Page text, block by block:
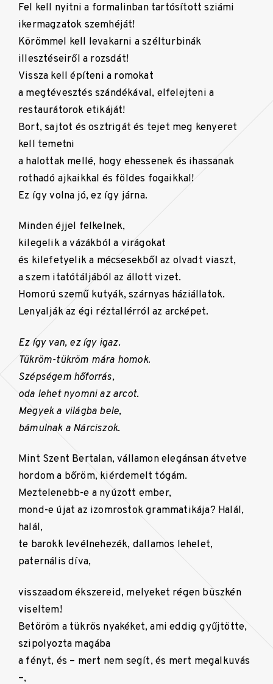
Fel kell nyitni a formalinban tartósított sziámi
ikermagzatok szemhéját!
Körömmel kell levakarni a szélturbinák
illesztéseiről a rozsdát!
Vissza kell építeni a romokat
a megtévesztés szándékával, elfelejteni a
restaurátorok etikáját!
Bort, sajtot és osztrigát és tejet meg kenyeret
kell temetni
a halottak mellé, hogy ehessenek és ihassanak
rothadó ajkaikkal és földes fogaikkal!
Ez így volna jó, ez így járna.
Minden éjjel felkelnek,
kilegelik a vázákból a virágokat
és kilefetyelik a mécsesekből az olvadt viaszt,
a szem itatótáljából az állott vizet.
Homorú szemű kutyák, szárnyas háziállatok.
Lenyalják az égi réztallérról az arcképet.
Ez így van, ez így igaz.
Tükröm-tükröm mára homok.
Szépségem hőforrás,
oda lehet nyomni az arcot.
Megyek a világba bele,
bámulnak a Nárciszok.
Mint Szent Bertalan, vállamon elegánsan átvetve
hordom a bőröm, kiérdemelt tógám.
Meztelenebb-e a nyúzott ember,
mond-e újat az izomrostok grammatikája? Halál,
halál,
te barokk levélnehezék, dallamos lehelet,
paternális díva,
visszaadom ékszereid, melyeket régen büszkén
viseltem!
Betöröm a tükrös nyakéket, ami eddig gyűjtötte,
szipolyozta magába
a fényt, és – mert nem segít, és mert megalkuvás
–,